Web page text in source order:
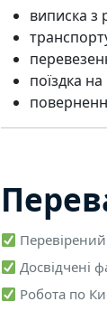
виписка з
поїздка
Досвідчені
Робота по